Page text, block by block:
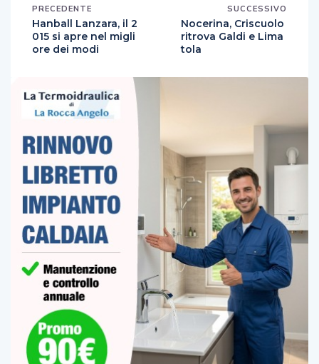
PRECEDENTE
Hanball Lanzara, il 2
015 si apre nel migli
ore dei modi
SUCCESSIVO
Nocerina, Criscuolo
ritrova Galdi e Lima
tola